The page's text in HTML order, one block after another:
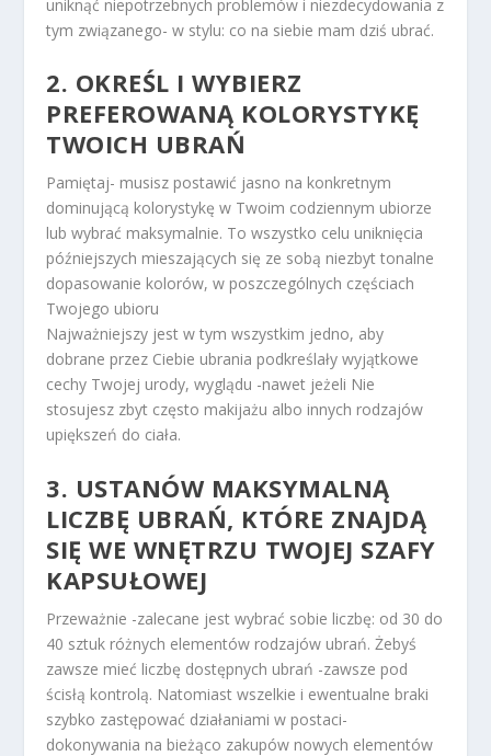
uniknąć niepotrzebnych problemów i niezdecydowania z
tym związanego- w stylu: co na siebie mam dziś ubrać.
2. OKREŚL I WYBIERZ
PREFEROWANĄ KOLORYSTYKĘ
TWOICH UBRAŃ
Pamiętaj- musisz postawić jasno na konkretnym
dominującą kolorystykę w Twoim codziennym ubiorze
lub wybrać maksymalnie. To wszystko celu uniknięcia
późniejszych mieszających się ze sobą niezbyt tonalne
dopasowanie kolorów, w poszczególnych częściach
Twojego ubioru
Najważniejszy jest w tym wszystkim jedno, aby
dobrane przez Ciebie ubrania podkreślały wyjątkowe
cechy Twojej urody, wyglądu -nawet jeżeli Nie
stosujesz zbyt często makijażu albo innych rodzajów
upiększeń do ciała.
3. USTANÓW MAKSYMALNĄ
LICZBĘ UBRAŃ, KTÓRE ZNAJDĄ
SIĘ WE WNĘTRZU TWOJEJ SZAFY
KAPSUŁOWEJ
Przeważnie -zalecane jest wybrać sobie liczbę: od 30 do
40 sztuk różnych elementów rodzajów ubrań. Żebyś
zawsze mieć liczbę dostępnych ubrań -zawsze pod
ścisłą kontrolą. Natomiast wszelkie i ewentualne braki
szybko zastępować działaniami w postaci-
dokonywania na bieżąco zakupów nowych elementów